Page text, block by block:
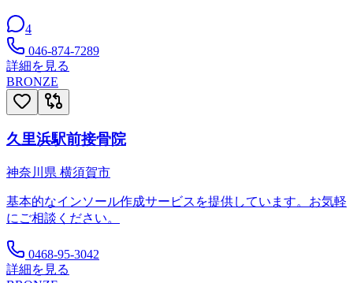
4
046-874-7289
詳細を見る
BRONZE
久里浜駅前接骨院
神奈川県 横須賀市
基本的なインソール作成サービスを提供しています。お気軽
にご相談ください。
0468-95-3042
詳細を見る